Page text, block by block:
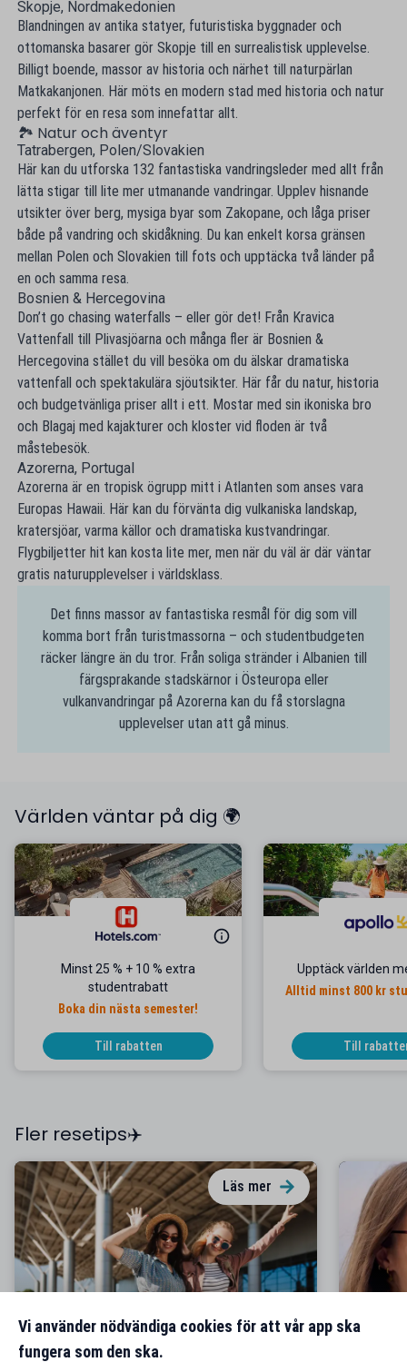
Skopje, Nordmakedonien
Blandningen av antika statyer, futuristiska byggnader och
ottomanska basarer gör Skopje till en surrealistisk upplevelse.
Billigt boende, massor av historia och närhet till naturpärlan
Matkakanjonen. Här möts en modern stad med historia och natur
perfekt för en resa som innefattar allt.
🏞 Natur och äventyr
Tatrabergen, Polen/Slovakien
Här kan du utforska 132 fantastiska vandringsleder med allt från
lätta stigar till lite mer utmanande vandringar. Upplev hisnande
utsikter över berg, mysiga byar som Zakopane, och låga priser
både på vandring och skidåkning. Du kan enkelt korsa gränsen
mellan Polen och Slovakien till fots och upptäcka två länder på
en och samma resa.
Bosnien & Hercegovina
Don’t go chasing waterfalls – eller gör det! Från Kravica
Vattenfall till Plivasjöarna och många fler är Bosnien &
Hercegovina stället du vill besöka om du älskar dramatiska
vattenfall och spektakulära sjöutsikter. Här får du natur, historia
och budgetvänliga priser allt i ett. Mostar med sin ikoniska bro
och Blagaj med kajakturer och kloster vid floden är två
måstebesök.
Azorerna, Portugal
Azorerna är en tropisk ögrupp mitt i Atlanten som anses vara
Europas Hawaii. Här kan du förvänta dig vulkaniska landskap,
kratersjöar, varma källor och dramatiska kustvandringar.
Flygbiljetter hit kan kosta lite mer, men när du väl är där väntar
gratis naturupplevelser i världsklass.
Det finns massor av fantastiska resmål för dig som vill
komma bort från turistmassorna – och studentbudgeten
räcker längre än du tror. Från soliga stränder i Albanien till
färgsprakande stadskärnor i Östeuropa eller
vulkanvandringar på Azorerna kan du få storslagna
upplevelser utan att gå minus.
Världen väntar på dig 🌍
Minst 25 % + 10 % extra
studentrabatt
Boka din nästa semester!
Till rabatten
Upptäck världen
Alltid minst 800 kr
Till
Fler resetips✈️
Gör din sista minuten-resa till en
prisvärd drömsemester
Läs mer
10
Vi använder nödvändiga cookies för att vår app ska
fungera som den ska.